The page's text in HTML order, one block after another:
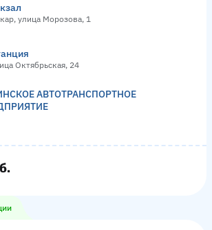
улица Морозова, 1
Октябрьская, 24
АВТОТРАНСПОРТНОЕ